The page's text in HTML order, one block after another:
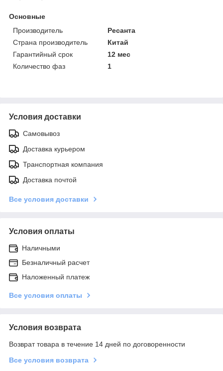
Основные
Производитель
Ресанта
Страна производитель
Китай
Гарантийный срок
12 мес
Количество фаз
1
Условия доставки
Самовывоз
Доставка курьером
Транспортная компания
Доставка почтой
Все условия доставки
Условия оплаты
Наличными
Безналичный расчет
Наложенный платеж
Все условия оплаты
Условия возврата
Возврат товара в течение 14 дней по договоренности
Все условия возврата